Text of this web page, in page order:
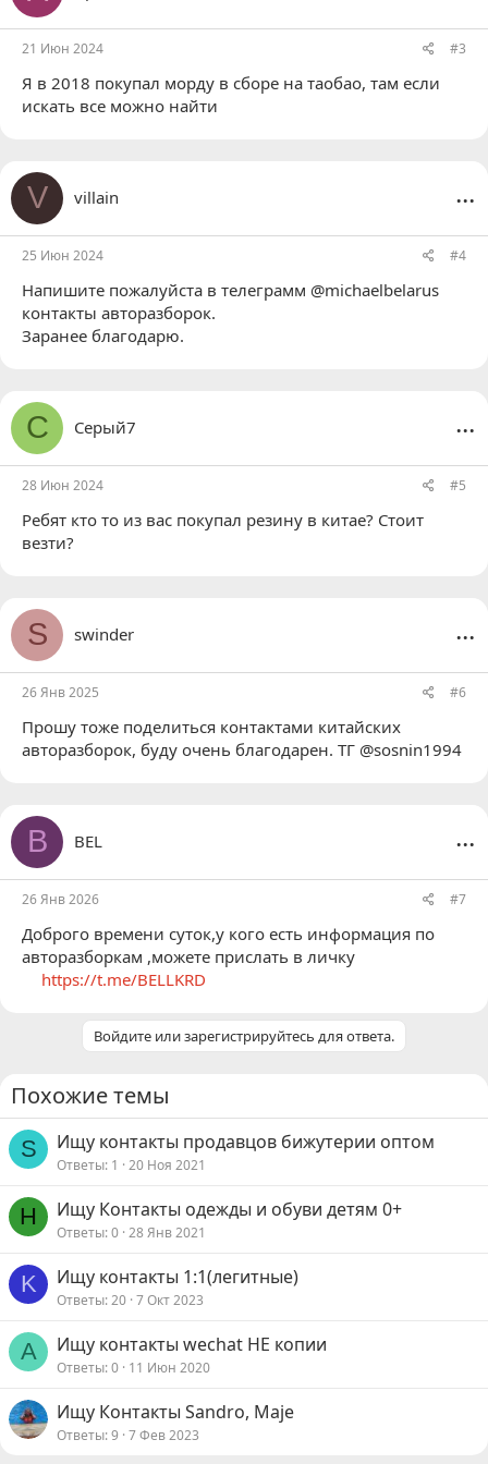
21 Июн 2024 #3
Я в 2018 покупал морду в сборе на таобао, там если
искать все можно найти
V villain ...
25 Июн 2024 #4
Напишите пожалуйста в телеграмм @michaelbelarus
контакты авторазборок.
Заранее благодарю.
С Серый7 ...
28 Июн 2024 #5
Ребят кто то из вас покупал резину в китае? Стоит
везти?
S swinder ...
26 Янв 2025 #6
Прошу тоже поделиться контактами китайских
авторазборок, буду очень благодарен. ТГ @sosnin1994
B BEL ...
26 Янв 2026 #7
Доброго времени суток,у кого есть информация по
авторазборкам ,можете прислать в личку
https://t.me/BELLKRD
Войдите или зарегистрируйтесь для ответа.
Похожие темы
S Ищу контакты продавцов бижутерии оптом
Ответы 1 20 Ноя 2021
Н Ищу Контакты одежды и обуви детям 0+
Ответы 0 28 Янв 2021
K Ищу контакты 1:1(легитные)
Ответы 20 7 Окт 2023
A Ищу контакты wechat НЕ копии
Ответы 0 11 Июн 2020
Ищу Контакты Sandro, Maje
Ответы 9 7 Фев 2023